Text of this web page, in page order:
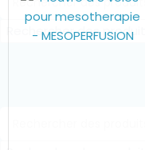
Rechercher des produits